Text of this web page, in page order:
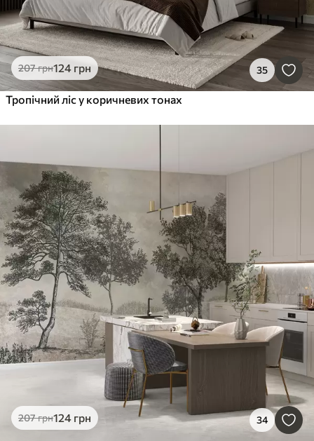
207грн124 грн 35
Тропічний ліс у коричневих тонах
207грн124 грн 34